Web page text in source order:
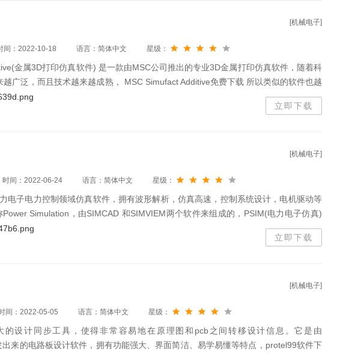
[机械电子]
间：2022-10-18 语言：简体中文 星级：
金属3D打印仿真软件) 是一款由MSC公司推出的专业3D金属打印仿真软件，随着科
越广泛，而且技术越来越成熟， MSC Simufact Additive免费下载 所以类似的软件也越
Additive可以有效地对3D金属模型中热变形等进行分析和设计，包含了强大的结
管理以及造型形状设计等模块
立即下载
[机械电子]
时间：2022-06-24 语言：简体中文 星级：
电子电力控制领域仿真软件，拥有波形解析，仿真高速，控制系统设计，电机驱动等
Simulation，由SIMCAD 和SIMVIEM两个软件来组成的，PSIM(电力电子仿真)
仿真软件，我们可以为电力电子电路的解析、控制系统设计、电机驱动研究等有效
。这是一款面向面向电力电子和电机控制领域的方正应用软件，能够针对各不同用户
立即下载
[机械电子]
间：2022-05-05 语言：简体中文 星级：
的设计同步工具，使得非常容易地在原理图和pcb之间转移设计信息。它是由
来的电路板设计软件，拥有功能强大、界面简洁、易学易懂等特点，protel99软件下